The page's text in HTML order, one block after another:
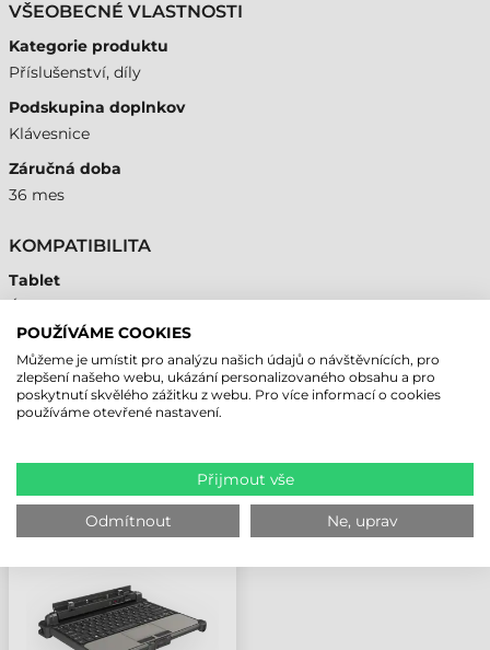
VŠEOBECNÉ VLASTNOSTI
Kategorie produktu
Příslušenství, díly
Podskupina doplnkov
Klávesnice
Záručná doba
36 mes
KOMPATIBILITA
Tablet
Áno
NAPOSLEDY PROHLÍŽENÉ PRODUKTY
EXTERNÍ KLÁVESNICE
PRO TABLET F120, UK
POUŽÍVÁME COOKIES
Můžeme je umístit pro analýzu našich údajů o návštěvnících, pro
zlepšení našeho webu, ukázání personalizovaného obsahu a pro
poskytnutí skvělého zážitku z webu. Pro více informací o cookies
používáme otevřené nastavení.
Přijmout vše
Odmítnout Ne, uprav